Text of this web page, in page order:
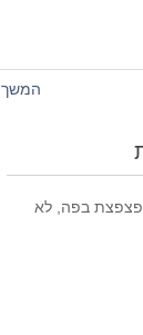
המשך
בפה, לא